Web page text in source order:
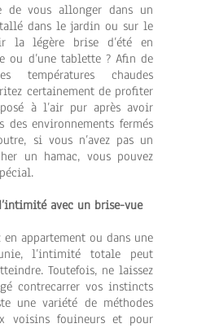
de vous allonger dans un
dans le jardin ou sur le
la légère brise d’été en
ou d’une tablette ? Afin de
températures chaudes
certainement de profiter
à l’air pur après avoir
des environnements fermés
si vous n’avez pas un
un hamac, vous pouvez
avec un brise-vue
appartement ou dans une
l’intimité totale peut
Toutefois, ne laissez
contrecarrer vos instincts
une variété de méthodes
voisins fouineurs et pour